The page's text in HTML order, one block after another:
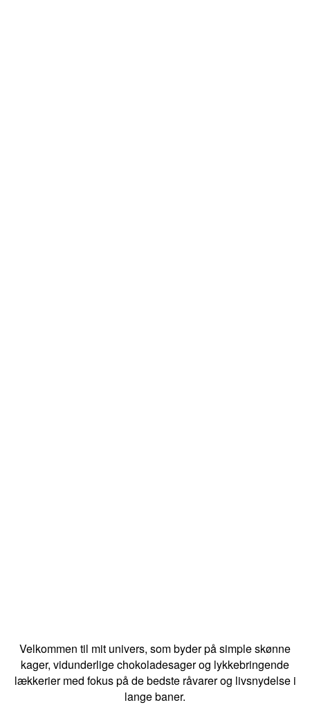
Velkommen til mit univers, som byder på simple skønne
kager, vidunderlige chokoladesager og lykkebringende
lækkerier med fokus på de bedste råvarer og livsnydelse i
lange baner.